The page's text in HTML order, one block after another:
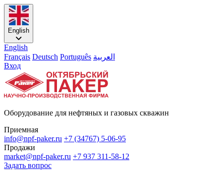
English
English
Français Deutsch Português العربية
Вход
Оборудование для нефтяных и газовых скважин
Приемная
info@npf-paker.ru +7 (34767) 5-06-95
Продажи
market@npf-paker.ru +7 937 311-58-12
Задать вопрос